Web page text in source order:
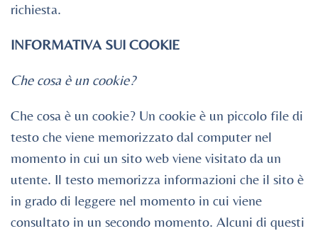
richiesta.
INFORMATIVA SUI COOKIE
Che cosa è un cookie?
Che cosa è un cookie? Un cookie è un piccolo file di
testo che viene memorizzato dal computer nel
momento in cui un sito web viene visitato da un
utente. Il testo memorizza informazioni che il sito è
in grado di leggere nel momento in cui viene
consultato in un secondo momento. Alcuni di questi